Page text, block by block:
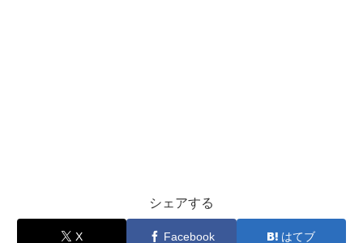
シェアする
X Facebook はてブ